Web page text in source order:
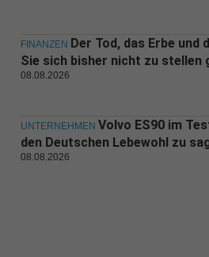
FINANZEN Der Tod, das Erbe und
Sie sich bisher nicht zu stellen
08.08.2026
UNTERNEHMEN Volvo ES90 im
den Deutschen Lebewohl zu
08.08.2026